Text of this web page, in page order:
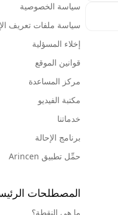
سياسة الخصوصية
سياسة ملفات تعريف
إخلاء المسؤلية
قوانين الموقع
مركز المساعدة
مكتبة الفيديو
خدماتنا
برنامج الإحالة
حمِّل تطبيق Arincen
المصطلحات
ما هي النقطة؟